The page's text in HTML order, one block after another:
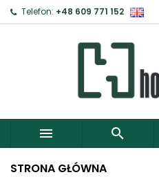
Telefon: +48 609 771 152
 
STRONA GŁÓWNA